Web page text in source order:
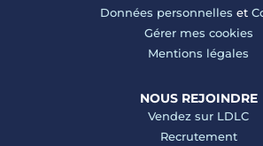
Données personnelles et
Gérer mes cookies
Mentions légales
NOUS REJOINDRE
Vendez sur LDLC
Recrutement